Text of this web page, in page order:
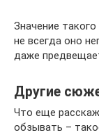
Значение
не всегда оно
даже
Другие
Что еще
обзывать –